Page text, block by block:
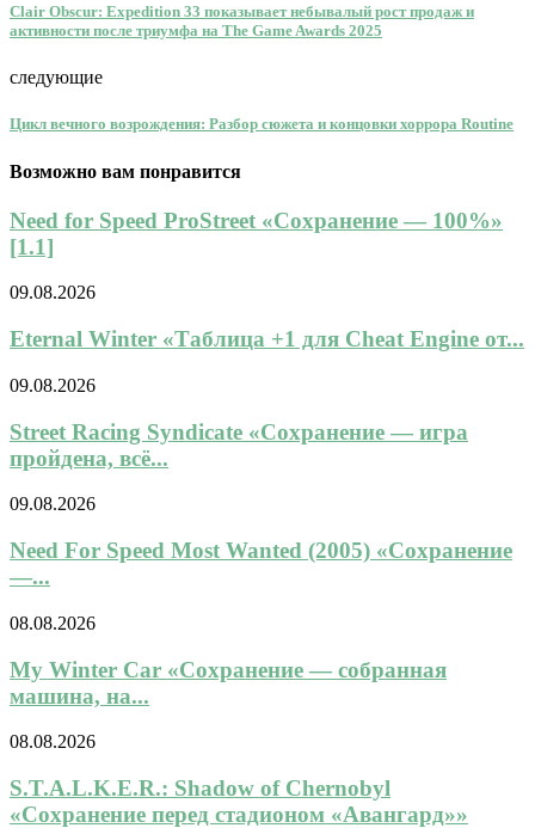
Clair Obscur: Expedition 33 показывает небывалый рост продаж и
активности после триумфа на The Game Awards 2025
следующие
Цикл вечного возрождения: Разбор сюжета и концовки хоррора Routine
Возможно вам понравится
Need for Speed ProStreet «Сохранение — 100%»
[1.1]
09.08.2026
Eternal Winter «Таблица +1 для Cheat Engine от...
09.08.2026
Street Racing Syndicate «Сохранение — игра
пройдена, всё...
09.08.2026
Need For Speed Most Wanted (2005) «Сохранение
—...
08.08.2026
My Winter Car «Сохранение — собранная
машина, на...
08.08.2026
S.T.A.L.K.E.R.: Shadow of Chernobyl
«Сохранение перед стадионом «Авангард»»